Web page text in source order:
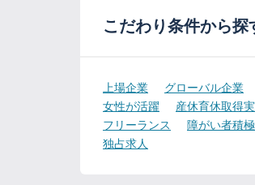
こだわり条件から探
上場企業 グローバル企業
女性が活躍
産休育休取得
フリーランス
障がい者積
独占求人